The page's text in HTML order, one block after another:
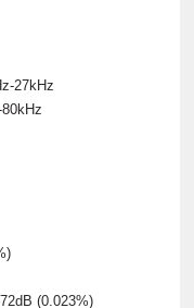
27kHz
(0.023%)